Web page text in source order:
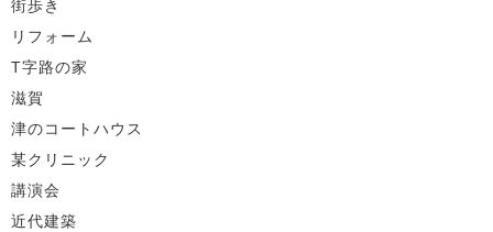
リフォーム
T字路の家
滋賀
津のコートハウス
某クリニック
講演会
近代建築